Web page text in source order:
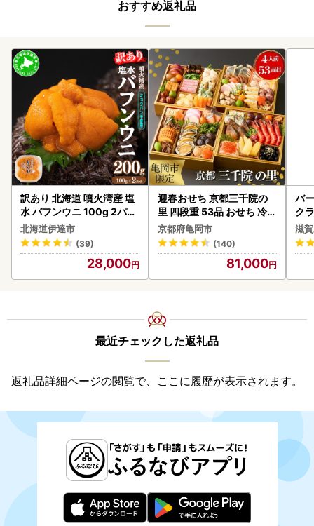
おすすめ返礼品
訳あり 北海道 噴火湾産 塩
水 バフンウニ 100g 2パッ
ク 計200g 《アフター保証
付き》うに ウニ 雲丹 海鮮
海の幸 魚介類 ウニ丼 お寿
司 濃厚 無添加 産地直送 お
取り寄せ 山村水産 送料無
北海道伊達市
(39)
28,000
迎春おせち 京都三千院の
里 四段重 53品 おせち 冷蔵
2027 先行予約
京都府亀岡市
(140)
81,000
バ
ク
ア
ン
滋
最近チェックした返礼品
返礼品詳細ページの閲覧で、ここに履歴が表示されます。